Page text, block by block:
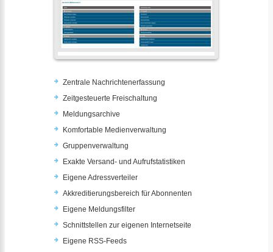
Zentrale Nachrichtenerfassung
Zeitgesteuerte Freischaltung
Meldungsarchive
Komfortable Medienverwaltung
Gruppenverwaltung
Exakte Versand- und Aufrufstatistiken
Eigene Adressverteiler
Akkreditierungsbereich für Abonnenten
Eigene Meldungsfilter
Schnittstellen zur eigenen Internetseite
Eigene RSS-Feeds